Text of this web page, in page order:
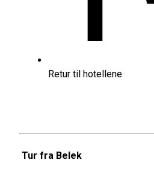
Retur til hotellene
Tur fra Belek